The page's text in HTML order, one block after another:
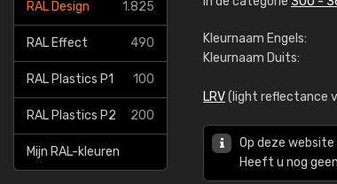
RAL Design 1.825
RAL Effect 490
RAL Plastics P1 100
RAL Plastics P2 200
Mijn RAL-kleuren
Kleurnaam Engels:
Kleurnaam Duits:
LRV(light reflectance
Op deze
Heeft u nog